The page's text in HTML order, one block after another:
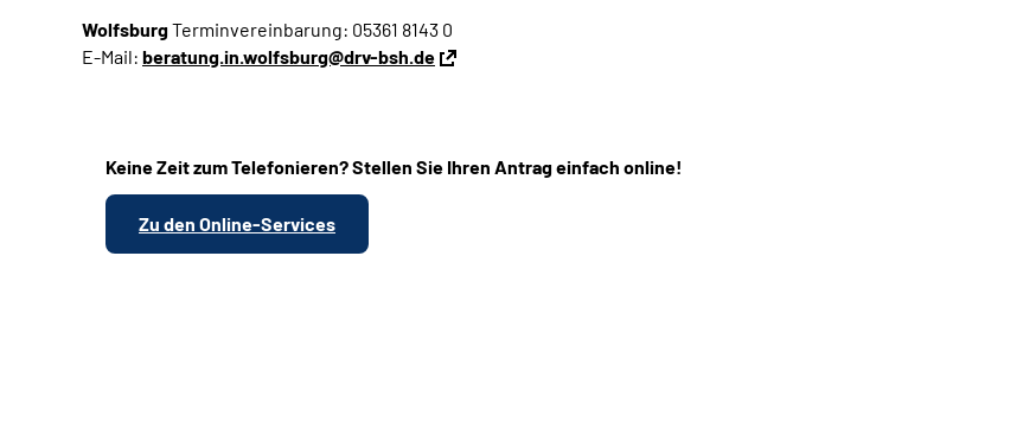
WolfsburgTerminvereinbarung: 05361 8143 0
E-Mail: beratung.in.wolfsburg@drv-bsh.de
Keine Zeit zum Telefonieren? Stellen Sie Ihren Antrag einfach online!
Zu den Online-Services